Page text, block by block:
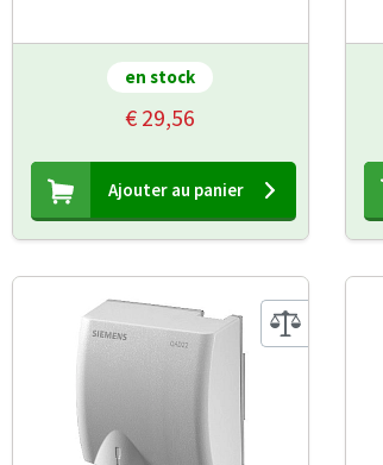
en stock
€ 29,56
Ajouter au panier